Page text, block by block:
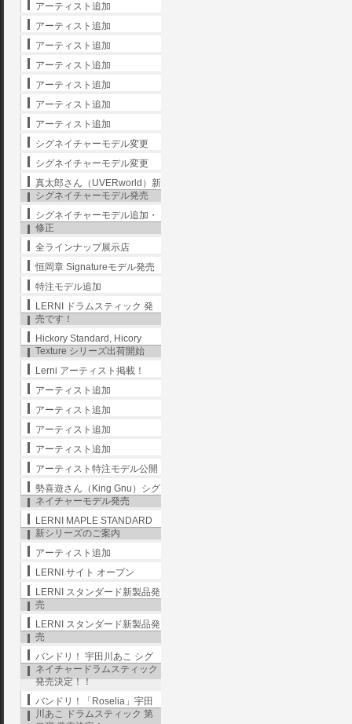
アーティスト追加
アーティスト追加
アーティスト追加
アーティスト追加
アーティスト追加
アーティスト追加
アーティスト追加
シグネイチャーモデル変更
シグネイチャーモデル変更
真太郎さん（UVERworld）新
シグネイチャーモデル発売
シグネイチャーモデル追加・
修正
全ラインナップ展示店
恒岡章 Signatureモデル発売
特注モデル追加
LERNI ドラムスティック 発
売です！
Hickory Standard, Hicory
Texture シリーズ出荷開始
Lerni アーティスト掲載！
アーティスト追加
アーティスト追加
アーティスト追加
アーティスト追加
アーティスト特注モデル公開
勢喜遊さん（King Gnu）シグ
ネイチャーモデル発売
LERNI MAPLE STANDARD
新シリーズのご案内
アーティスト追加
LERNI サイト オープン
LERNI スタンダード新製品発
売
LERNI スタンダード新製品発
売
バンドリ！ 宇田川あこ シグ
ネイチャードラムスティック
発売決定！！
バンドリ！「Roselia」宇田
川あこ ドラムスティック 第